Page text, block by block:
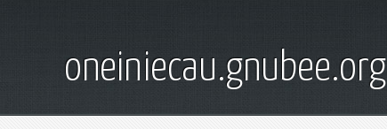
oneiniecau.gnubee.org